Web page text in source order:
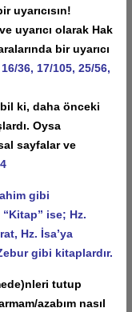
olarak Hak
bir uyarıcı
36, 17/105, 25/56,
ki, daha önceki
Oysa
sayfalar ve
gibi
ise; Hz.
Hz. İsa’ya
gibi kitaplardır.
tutup
azabım nasıl